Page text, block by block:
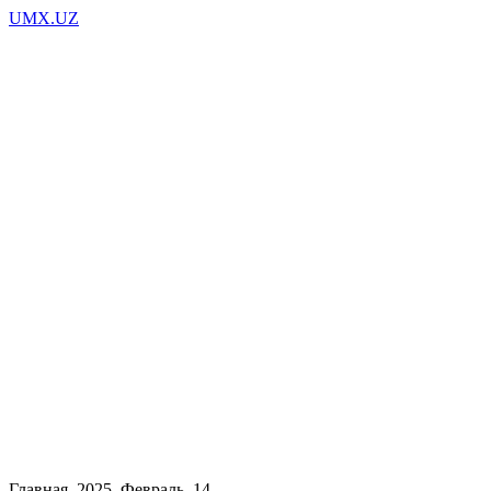
UMX.UZ